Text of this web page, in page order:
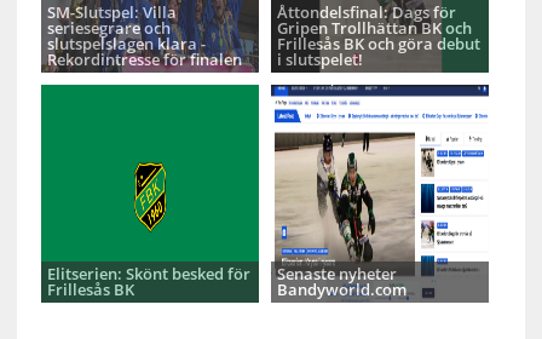
SM-Slutspel: Villa
seriesegrare och
slutspelslagen klara -
Rekordintresse för finalen
Åttondelsfinal: Dags för
Gripen Trollhättan BK och
Frillesås BK och göra debut
i slutspelet!
Elitserien: Skönt besked för
Frillesås BK
Senaste nyheter
Bandyworld.com